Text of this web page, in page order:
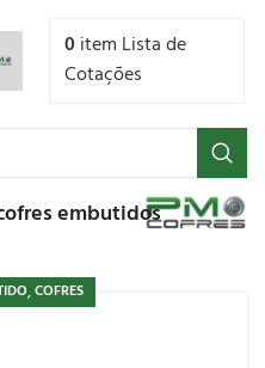
0 item Lista de
Cotações
embutidos
,COFRES